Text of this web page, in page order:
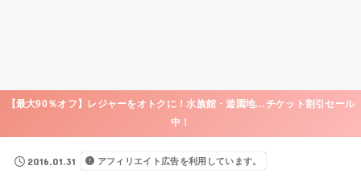
【最大90％オフ】レジャーをオトクに！水族館・遊園地…チケット割引セール
中！
2016.01.31 アフィリエイト広告を利用しています。